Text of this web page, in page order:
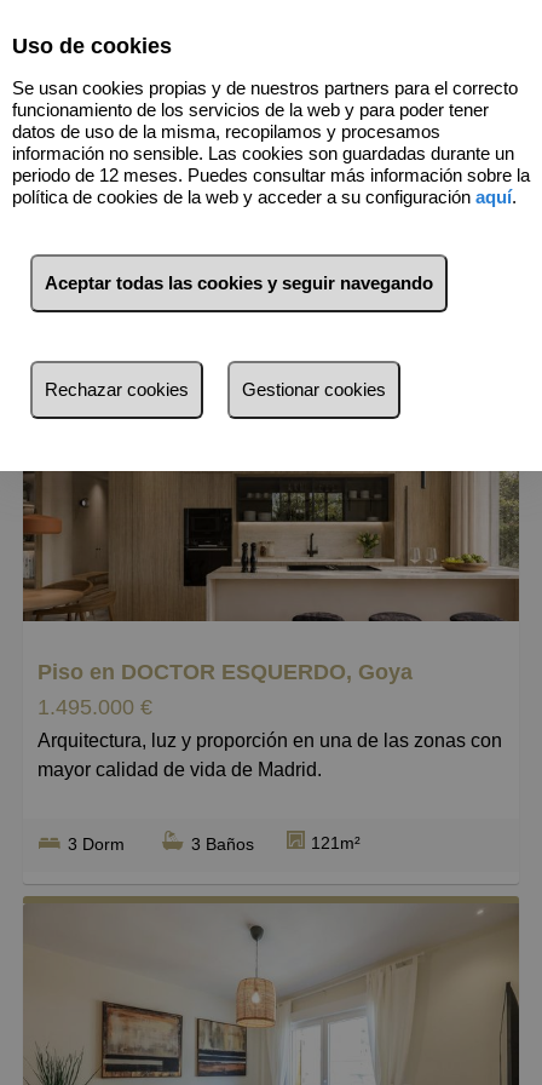
53 Inmuebles
más reciente
Menos reciente
Caros
Pequeños
Piso en DOCTOR ESQUERDO, Goya
1.495.000 €
Arquitectura, luz y proporción en una de las zonas con
mayor calidad de vida de Madrid.
Hay viviendas cuya mayor virtud son los metros
cuadrados. Otras destacan por su ubicación. Esta, sin
embargo, encuentra su verdadero valor en algo
mucho más difícil de conseguir: la manera en que la
arquitectura ha sabido trabajar con la luz.
Su condición de vivienda de esquina y sus seis
grandes ventanales abiertos a la calle hacen que
cada estancia mantenga una relación constante con el
3 Dorm 3 Baños 121m²
Uso de cookies
Se usan cookies propias y de nuestros partners para el correcto
funcionamiento de los servicios de la web y para poder tener
datos de uso de la misma, recopilamos y procesamos
información no sensible. Las cookies son guardadas durante un
periodo de 12 meses. Puedes consultar más información sobre la
política de cookies de la web y acceder a su configuración aquí.
Aceptar todas las cookies y seguir navegando
Rechazar cookies Gestionar cookies